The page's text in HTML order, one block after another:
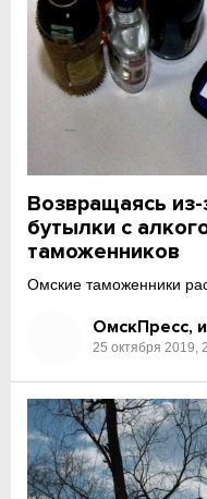
Возвращаясь
бутылки с
таможенников
Омские таможенники
ОмскПресс,
25 октября 2019,